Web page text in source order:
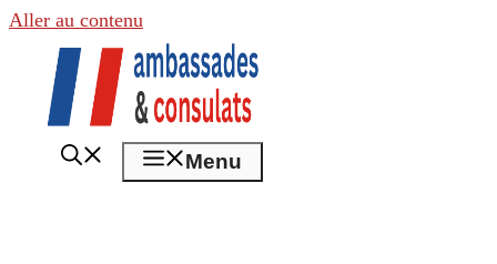
Aller au contenu
Menu